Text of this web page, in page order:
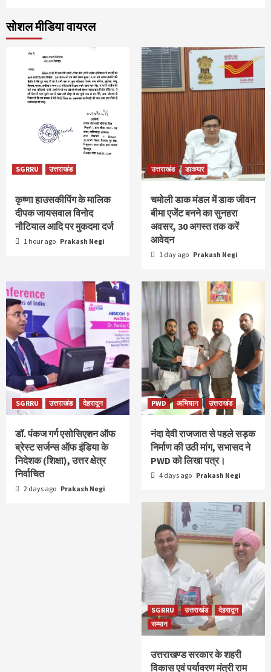
सोशल मीडिया वायरल
SGRRU उत्तराखंड
कृष्णा हाउसकीपिंग के मालिक
दीपक जायसवाल विनोद
नौटियाल आदि पर मुकदमा दर्ज
1 hour ago Prakash Negi
उत्तराखंड डाकघर
चमोली डाक मंडल में डाक जीवन
बीमा एजेंट बनने का सुनहरा
अवसर, 30 अगस्त तक करें
आवेदन
1 day ago Prakash Negi
SGRRU उत्तराखंड देहरादून
डॉ. पंकज गर्ग एसोसिएशन ऑफ
ब्रेस्ट सर्जन्स ऑफ इंडिया के
निदेशक (शिक्षा), उत्तर क्षेत्र
निर्वाचित
2 days ago Prakash Negi
PWD अभियान उत्तराखंड
नंदा देवी राजजात से पहले सड़क
निर्माण की उठी मांग, सभासद ने
PWD को लिखा पत्र।
4 days ago Prakash Negi
SGRRU उत्तराखंड
देहरादून
सम्मान
उत्तराखण्ड सरकार के शहरी
विकास एवं पर्यावरण मंत्री राम